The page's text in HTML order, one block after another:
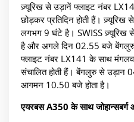
ज़्यूरिख से उड़ानें फ्लाइट नंबर
छोड़कर प्रतिदिन होती हैं।
लगभग 9 घंटे है। SWISS ज़्यूरिख
है और अगले दिन 02.55 बजे बेंगलुरु
फ्लाइट नंबर LX141 के साथ
संचालित होती हैं। बेंगलुरु से उड़ान
आगमन 10.50 बजे होता है।
एयरबस A350 के साथ